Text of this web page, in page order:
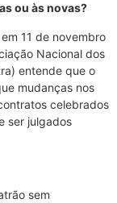
ou às novas?
11 de novembro
Nacional dos
entende que o
mudanças nos
celebrados
ser julgados
sem